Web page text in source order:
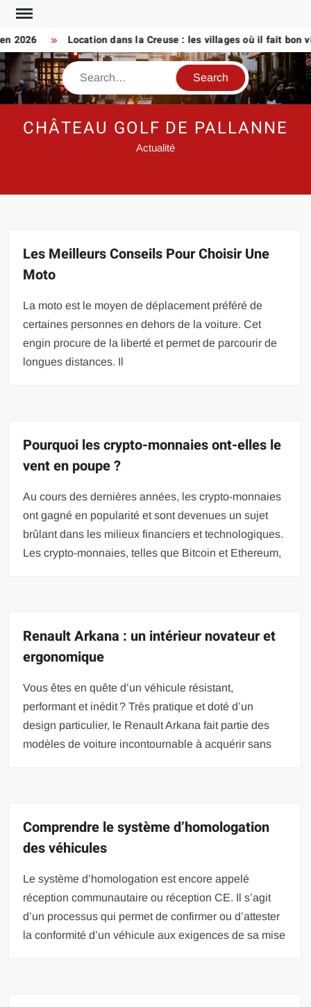
Skip
content
Location dans la Creuse : les villages où il fait bon vivre
Search
CHÂTEAU GOLF DE PALLANNE
Actualité
Les Meilleurs Conseils Pour Choisir Une
Moto
La moto est le moyen de déplacement préféré de
certaines personnes en dehors de la voiture. Cet
engin procure de la liberté et permet de parcourir de
longues distances. Il
Pourquoi les crypto-monnaies ont-elles le
vent en poupe ?
Au cours des dernières années, les crypto-monnaies
ont gagné en popularité et sont devenues un sujet
brûlant dans les milieux financiers et technologiques.
Les crypto-monnaies, telles que Bitcoin et Ethereum,
Renault Arkana : un intérieur novateur et
ergonomique
Vous êtes en quête d’un véhicule résistant,
performant et inédit ? Très pratique et doté d’un
design particulier, le Renault Arkana fait partie des
modèles de voiture incontournable à acquérir sans
Comprendre le système d’homologation
des véhicules
Le système d’homologation est encore appelé
réception communautaire ou réception CE. Il s’agit
d’un processus qui permet de confirmer ou d’attester
la conformité d’un véhicule aux exigences de sa mise